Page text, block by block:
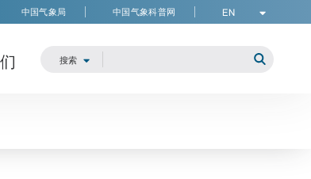
中国气象局 中国气象科普网 EN
搜索
提交品牌